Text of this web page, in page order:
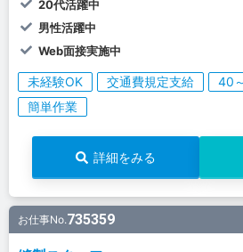
20代活躍中
男性活躍中
Web面接実施中
未経験OK 交通費規定支給
40
簡単作業
詳細をみる
お仕事No.735359